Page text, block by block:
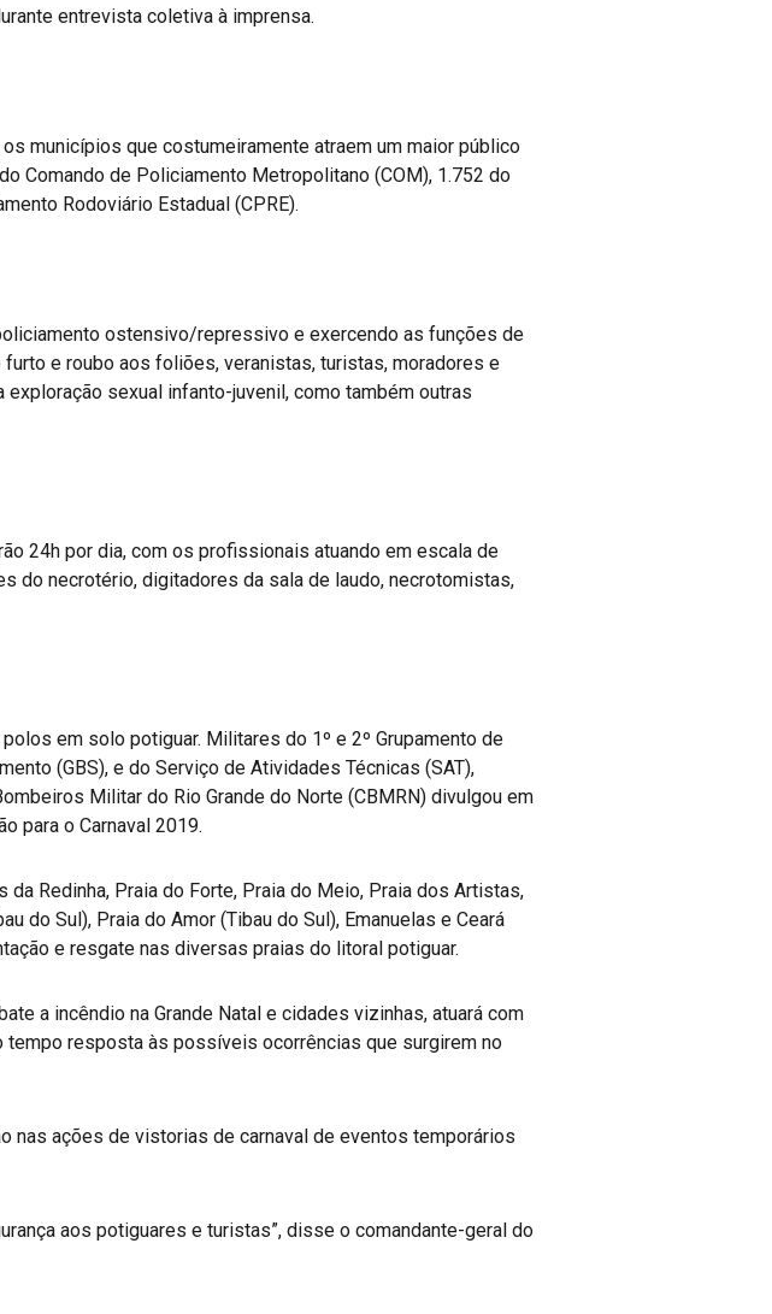
entrevista coletiva à imprensa.
municípios que costumeiramente atraem um maior público
Comando de Policiamento Metropolitano (COM), 1.752 do
Rodoviário Estadual (CPRE).
ostensivo/repressivo e exercendo as funções de
e roubo aos foliões, veranistas, turistas, moradores e
sexual infanto-juvenil, como também outras
24h por dia, com os profissionais atuando em escala de
do necrotério, digitadores da sala de laudo, necrotomistas,
em solo potiguar. Militares do 1º e 2º Grupamento de
(GBS), e do Serviço de Atividades Técnicas (SAT),
Militar do Rio Grande do Norte (CBMRN) divulgou em
para o Carnaval 2019.
Redinha, Praia do Forte, Praia do Meio, Praia dos Artistas,
do Sul), Praia do Amor (Tibau do Sul), Emanuelas e Ceará
e resgate nas diversas praias do litoral potiguar.
a incêndio na Grande Natal e cidades vizinhas, atuará com
resposta às possíveis ocorrências que surgirem no
nas ações de vistorias de carnaval de eventos temporários
aos potiguares e turistas”, disse o comandante-geral do